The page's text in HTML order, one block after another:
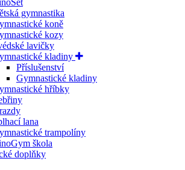
gymnastika
koně
kozy
lavičky
kladiny
Příslušenství
Gymnastické kladiny
hříbky
lana
trampolíny
škola
doplňky